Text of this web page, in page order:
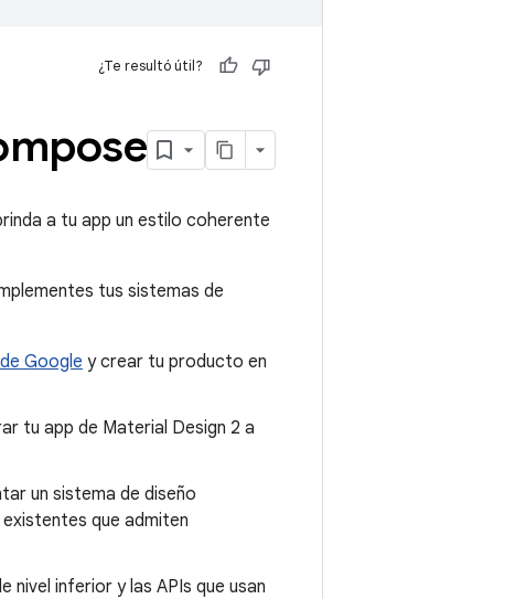
¿Te resultó útil?
a tu app un estilo coherente
tus sistemas de
Google y crear tu producto en
tu app de Material Design 2 a
un sistema de diseño
que admiten
inferior y las APIs que usan